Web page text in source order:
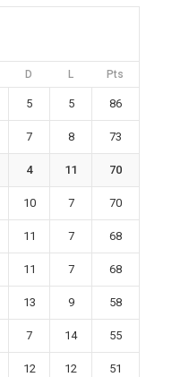
D L Pts
5 5 86
7 8 73
4 11 70
10 7 70
11 7 68
11 7 68
13 9 58
7 14 55
12 12 51